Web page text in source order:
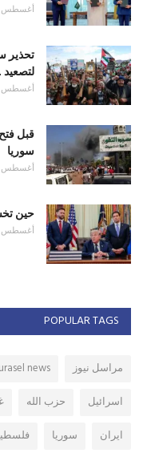
أغسطس 8, 2026
تحذير
لتصعيد
أغسطس 7, 2026
قبل
سوريا
أغسطس 6, 2026
حين
أغسطس 4, 2026
POPULAR TAGS
مراسل نيوز news
اسرائيل
حزب الله
ايران
سوريا